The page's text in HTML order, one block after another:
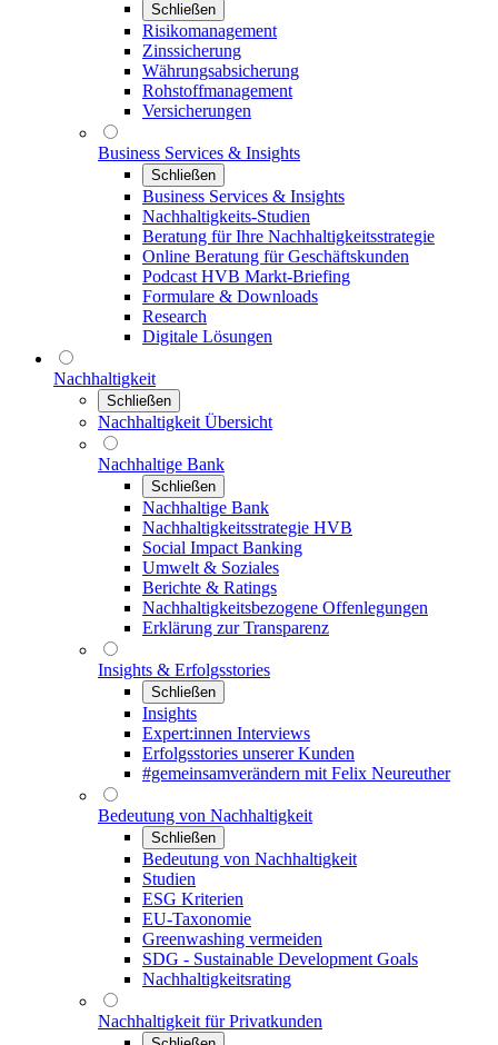
Schließen
Risikomanagement
Zinssicherung
Währungsabsicherung
Rohstoffmanagement
Versicherungen
Business Services & Insights
Schließen
Business Services & Insights
Nachhaltigkeits-Studien
Beratung für Ihre Nachhaltigkeitsstrategie
Online Beratung für Geschäftskunden
Podcast HVB Markt-Briefing
Formulare & Downloads
Research
Digitale Lösungen
Nachhaltigkeit
Schließen
Nachhaltigkeit Übersicht
Nachhaltige Bank
Schließen
Nachhaltige Bank
Nachhaltigkeitsstrategie HVB
Social Impact Banking
Umwelt & Soziales
Berichte & Ratings
Nachhaltigkeitsbezogene Offenlegungen
Erklärung zur Transparenz
Insights & Erfolgsstories
Schließen
Insights
Expert:innen Interviews
Erfolgsstories unserer Kunden
#gemeinsamverändern mit Felix Neureuther
Bedeutung von Nachhaltigkeit
Schließen
Bedeutung von Nachhaltigkeit
Studien
ESG Kriterien
EU-Taxonomie
Greenwashing vermeiden
SDG - Sustainable Development Goals
Nachhaltigkeitsrating
Nachhaltigkeit für Privatkunden